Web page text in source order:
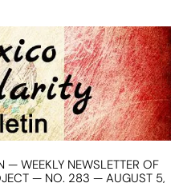
— WEEKLY NEWSLETTER OF
— NO. 283 — AUGUST 5,